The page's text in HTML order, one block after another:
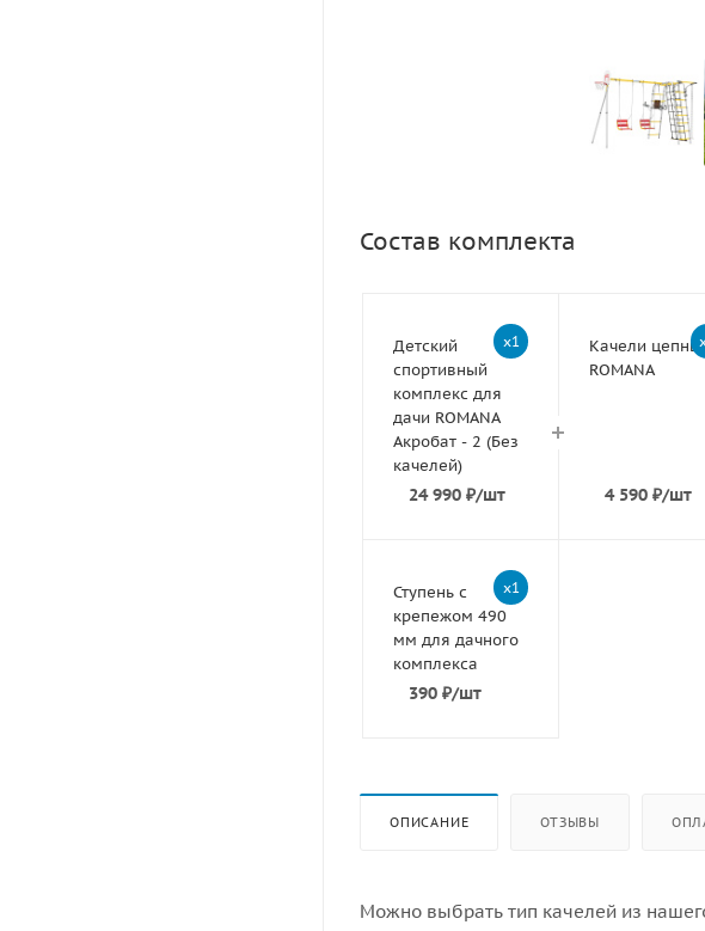
Состав комплекта
x1
Детский
спортивный
комплекс для
дачи ROMANA
Акробат - 2 (Без
качелей)
24 990₽/шт
Качели
ROMANA
4 590 ₽/шт
x1
Ступень с
крепежом 490
мм для дачного
комплекса
390₽/шт
ОПИСАНИЕ ОТЗЫВЫ
Можно выбрать тип качелей из